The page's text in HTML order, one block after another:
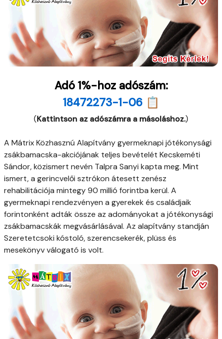
Adó 1%-hoz adószám:
18472273-1-06 📋
(Kattintson az adószámra a másoláshoz.)
A Mátrix Közhasznú Alapítvány gyermeknapi jótékonysági
zsákbamacska-akciójának teljes bevételét Kecskeméti
Sándor, közismert nevén Talpra Sanyi kapta meg. Mint
ismert, a gerincvelői sztrókon átesett zenész
rehabilitációja mintegy 90 millió forintba kerül. A
gyermeknapi rendezvényen a gyerekek és családjaik
forintonként adták össze az adományokat a jótékonysági
zsákbamacskák megvásárlásával. Az alapítvány standján
Szeretetcsoki kóstoló, szerencsekerék, plüss és
mesekönyv válogató is volt.